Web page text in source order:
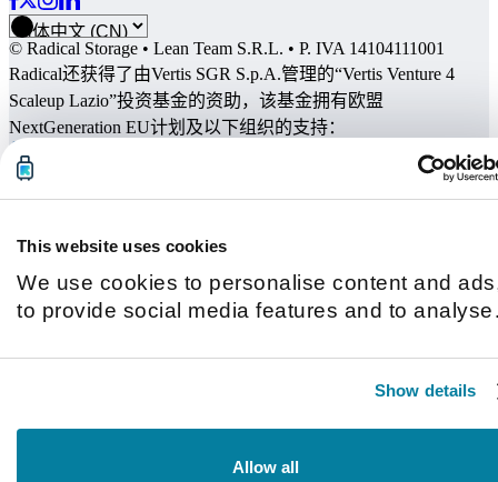
This website uses cookies
We use cookies to personalise content and
to provide social media features and to analyse
use of our site with our social media,
and analytics partners who may combine it with
Show details
Allow all
© Radical Storage • Lean Team S.R.L. • P. IVA 14104111001
Radical还获得了由Vertis SGR S.p.A.管理的“Vertis Venture 4
Scaleup Lazio”投资基金的资助，该基金拥有欧盟
NextGeneration EU计划及以下组织的支持：